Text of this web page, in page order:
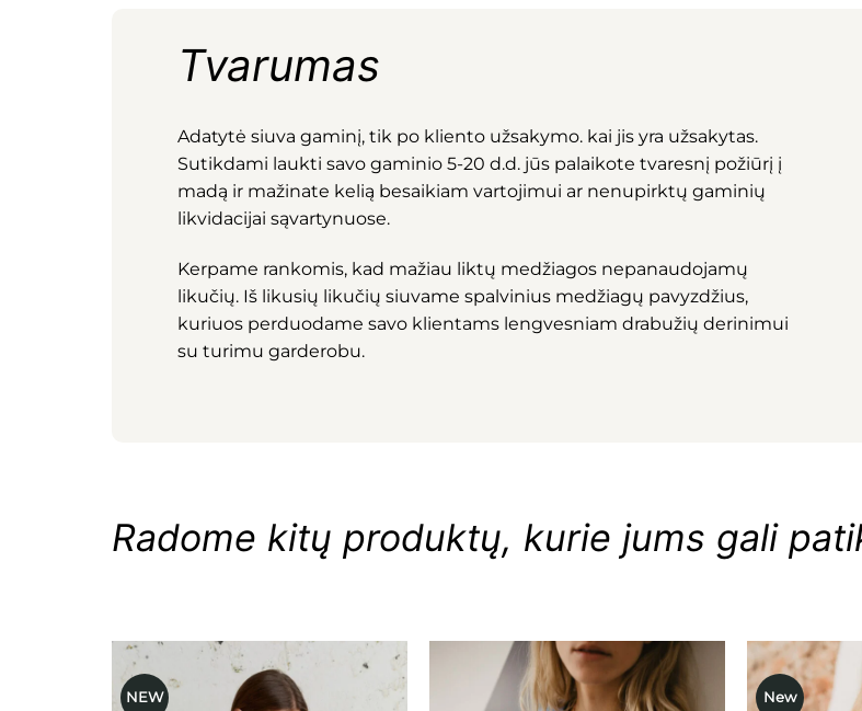
Tvarumas
Adatytė siuva gaminį, tik po kliento užsakymo. kai jis yra užsakytas.
Sutikdami laukti savo gaminio 5-20 d.d. jūs palaikote tvaresnį požiūrį į
madą ir mažinate kelią besaikiam vartojimui ar nenupirktų gaminių
likvidacijai sąvartynuose.
Kerpame rankomis, kad mažiau liktų medžiagos nepanaudojamų
likučių. Iš likusių likučių siuvame spalvinius medžiagų pavyzdžius,
kuriuos perduodame savo klientams lengvesniam drabužių derinimui
su turimu garderobu.
Radome kitų produktų, kurie jums gali
NEW New